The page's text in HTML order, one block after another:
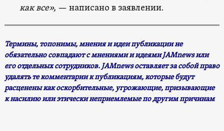
как все», — написано в заявлении.
Термины, топонимы, мнения и идеи публикации не
обязательно совпадают с мнениями и идеями JAMnews или
его отдельных сотрудников. JAMnews оставляет за собой право
удалять те комментарии к публикациям, которые будут
расценены как оскорбительные, угрожающие, призывающие
к насилию или этически неприемлемые по другим причинам